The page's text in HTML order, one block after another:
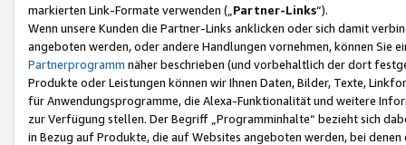
markierten Link-Formate verwenden („ Partner-Links“).
Wenn unsere Kunden die Partner-Links anklicken oder sich damit
angeboten werden, oder andere Handlungen vornehmen, können Sie
Partnerprogramm näher beschrieben (und vorbehaltlich der dort
Produkte oder Leistungen können wir Ihnen Daten, Bilder, Texte,
für Anwendungsprogramme, die Alexa-Funktionalität und weitere
zur Verfügung stellen. Der Begriff „Programminhalte“ bezieht sich
in Bezug auf Produkte, die auf Websites angeboten werden, bei